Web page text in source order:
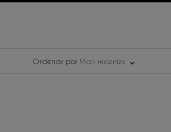
Ordenar por Mais recentes